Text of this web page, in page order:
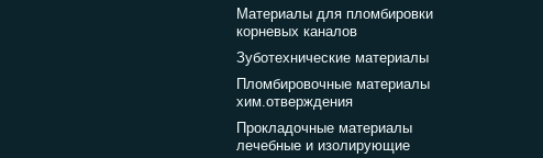
Материалы для пломбировки
корневых каналов
Зуботехнические материалы
Пломбировочные материалы
хим.отверждения
Прокладочные материалы
лечебные и изолирующие